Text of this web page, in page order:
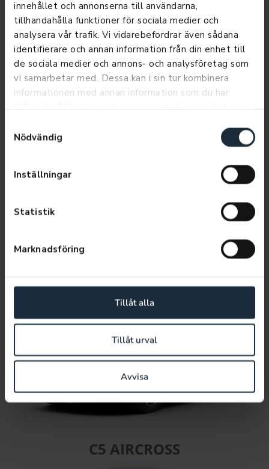
innehållet och annonserna till användarna,
tillhandahålla funktioner för sociala medier och
analysera vår trafik. Vi vidarebefordrar även sådana
identifierare och annan information från din enhet till
de sociala medier och annons- och analysföretag som
vi samarbetar med. Dessa kan i sin tur kombinera
informationen med annan information som du har
Nödvändig
Inställningar
Statistik
Marknadsföring
Tillåt alla
Tillåt urval
Avvisa
C5 AIRCROSS